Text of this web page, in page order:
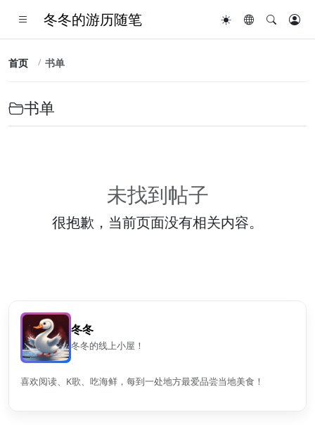
冬冬的游历随笔
首页 书单
书单
未找到帖子
很抱歉，当前页面没有相关内容。
冬冬
冬冬的线上小屋！
喜欢阅读、K歌、吃海鲜，每到一处地方最爱品尝当地美食！